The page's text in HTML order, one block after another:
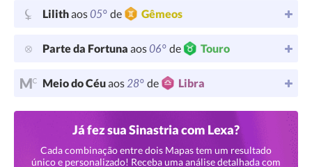
Lilithaos05° de Gêmeos
Parte da Fortuna aos06° de Touro
Meio do Céuaos28° de Libra
Já fez sua Sinastria com Lexa?
Cada combinação entre dois Mapas tem um resultado
único e personalizado! Receba uma análise detalhada com